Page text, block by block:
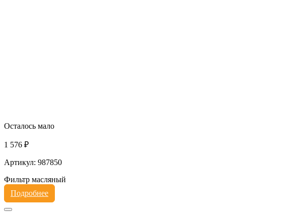
Осталось мало
1 576 ₽
Артикул: 987850
Фильтр масляный
Подробнее